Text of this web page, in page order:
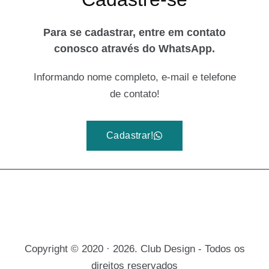
Para se cadastrar, entre em contato
conosco através do WhatsApp.
Informando nome completo, e-mail e telefone
de contato!
Cadastrar!
Copyright © 2020 · 2026. Club Design - Todos os
direitos reservados